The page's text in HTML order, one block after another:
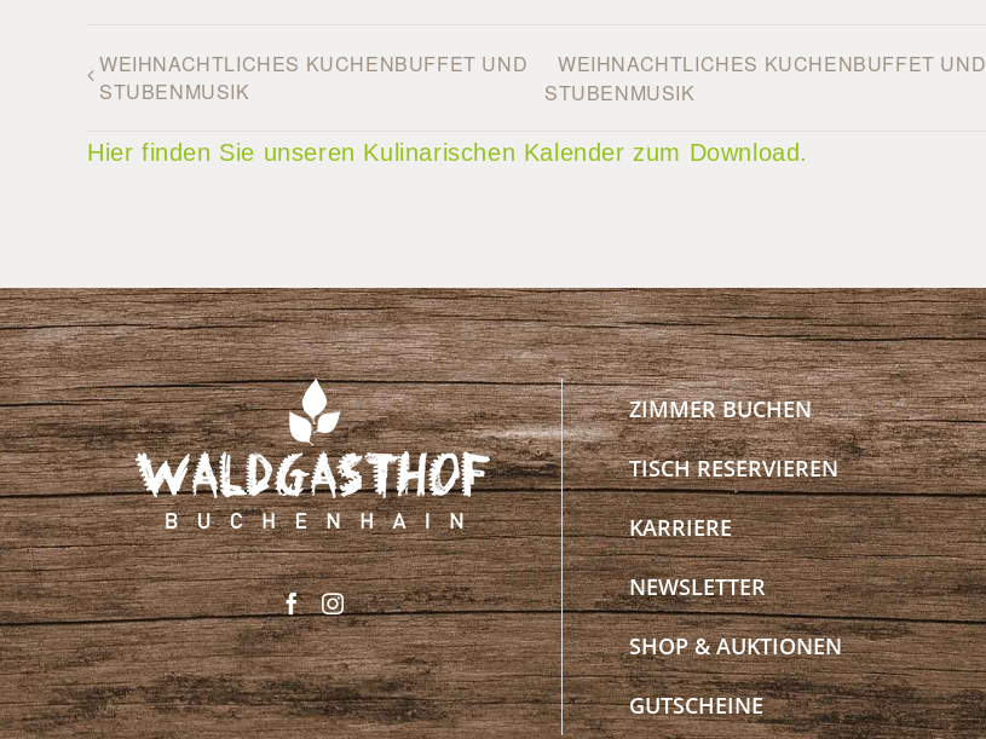
WEIHNACHTLICHES KUCHENBUFFET UND
STUBENMUSIK
WEIHNACHTLICHES KUCHENBUFFET UND
STUBENMUSIK
Hier finden Sie unseren Kulinarischen Kalender zum Download.
ZIMMER BUCHEN
TISCH RESERVIEREN
KARRIERE
NEWSLETTER
SHOP & AUKTIONEN
GUTSCHEINE